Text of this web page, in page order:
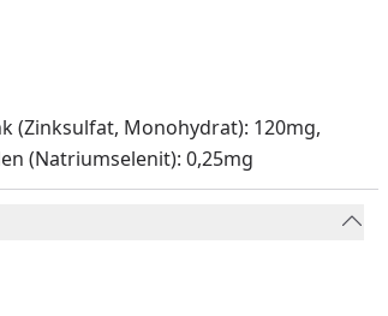
(Zinksulfat, Monohydrat): 120mg,
(Natriumselenit): 0,25mg